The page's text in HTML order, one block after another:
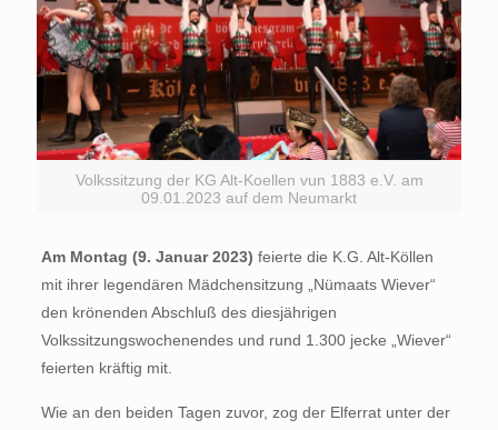
Volkssitzung der KG Alt-Koellen vun 1883 e.V. am
09.01.2023 auf dem Neumarkt
Am Montag (9. Januar 2023) feierte die K.G. Alt-Köllen
mit ihrer legendären Mädchensitzung „Nümaats Wiever“
den krönenden Abschluß des diesjährigen
Volkssitzungswochenendes und rund 1.300 jecke „Wiever“
feierten kräftig mit.
Wie an den beiden Tagen zuvor, zog der Elferrat unter der